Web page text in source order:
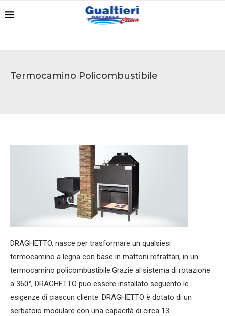
Termocamino Policombustibile
DRAGHETTO, nasce per trasformare un qualsiesi
termocamino a legna con base in mattoni refrattari, in un
termocamino policombustibile.Grazie al sistema di rotazione
a 360°, DRAGHETTO puo essere installato seguento le
esigenze di ciascun cliente. DRAGHETTO è dotato di un
serbatoio modulare con una capacità di circa 13